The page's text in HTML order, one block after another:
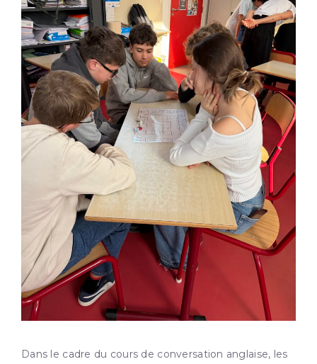
Dans le cadre du cours de conversation anglaise, les